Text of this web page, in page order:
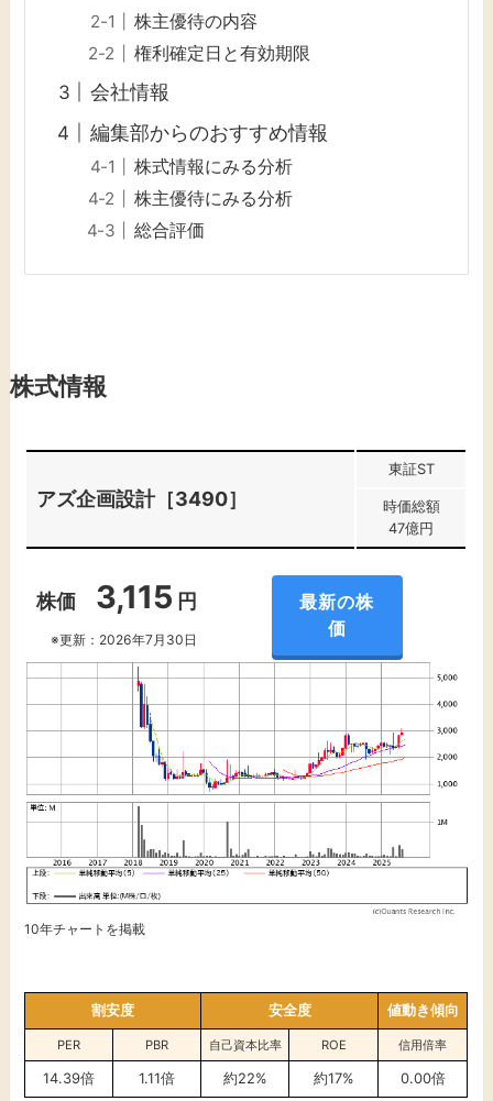
株主優待の内容
権利確定日と有効期限
会社情報
編集部からのおすすめ情報
株式情報にみる分析
株主優待にみる分析
総合評価
株式情報
アズ企画設計［3490］
東証ST
時価総額
47億円
株価 3,115 円
※更新：2026年7月30日
最新の株
価
10年チャートを掲載
割安度 安全度 値動き傾向
PER PBR 自己資本比率 ROE 信用倍率
14.39倍 1.11倍 約22% 約17% 0.00倍